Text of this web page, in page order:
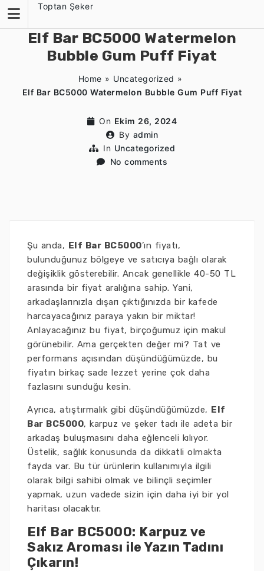
content
Toptan Şeker
Elf Bar BC5000 Watermelon
Bubble Gum Puff Fiyat
Home » Uncategorized »
Elf Bar BC5000 Watermelon Bubble Gum Puff Fiyat
On Ekim 26, 2024
By admin
In Uncategorized
No comments
Şu anda, Elf Bar BC5000’ın fiyatı,
bulunduğunuz bölgeye ve satıcıya bağlı olarak
değişiklik gösterebilir. Ancak genellikle 40-50 TL
arasında bir fiyat aralığına sahip. Yani,
arkadaşlarınızla dışarı çıktığınızda bir kafede
harcayacağınız paraya yakın bir miktar!
Anlayacağınız bu fiyat, birçoğumuz için makul
görünebilir. Ama gerçekten değer mi? Tat ve
performans açısından düşündüğümüzde, bu
fiyatın birkaç sade lezzet yerine çok daha
fazlasını sunduğu kesin.
Ayrıca, atıştırmalık gibi düşündüğümüzde, Elf
Bar BC5000, karpuz ve şeker tadı ile adeta bir
arkadaş buluşmasını daha eğlenceli kılıyor.
Üstelik, sağlık konusunda da dikkatli olmakta
fayda var. Bu tür ürünlerin kullanımıyla ilgili
olarak bilgi sahibi olmak ve bilinçli seçimler
yapmak, uzun vadede sizin için daha iyi bir yol
haritası olacaktır.
Elf Bar BC5000: Karpuz ve
Sakız Aroması ile Yazın Tadını
Çıkarın!